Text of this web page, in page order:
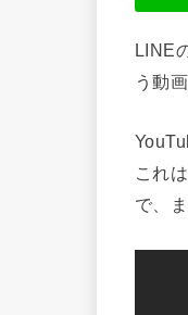
LINE
う動
これ
で、